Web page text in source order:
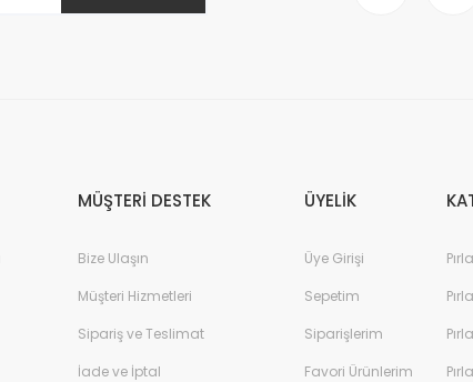
MÜŞTERİ DESTEK
Bize Ulaşın
Müşteri Hizmetleri
Sipariş ve Teslimat
İade ve İptal
ÜYELİK
Üye Girişi
Sepetim
Siparişlerim
Favori Ürünlerim